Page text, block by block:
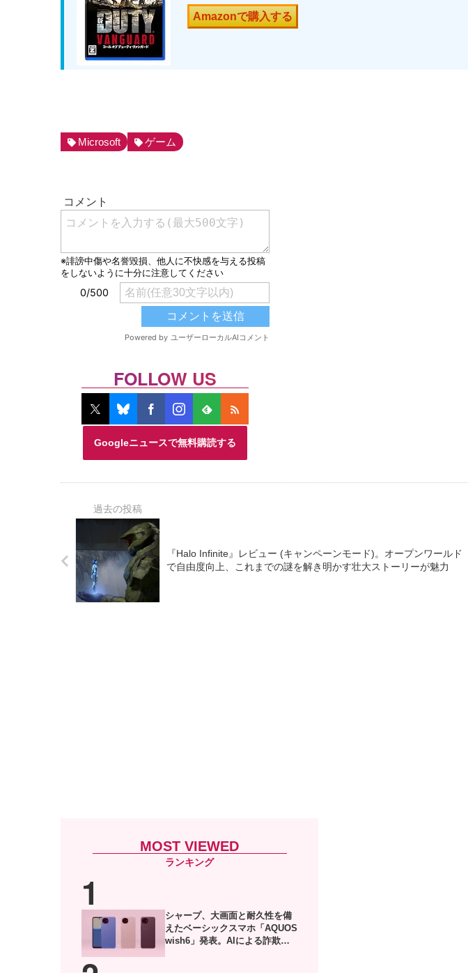
Amazonで購入する
Microsoft ゲーム
Googleニュースで無料購読する
FOLLOW US
『Halo Infinite』レビュー (キャンペーンモード)。オープンワールド
で自由度向上、これまでの謎を解き明かす壮大ストーリーが魅力
MOST VIEWED
シャープ、大画面と耐久性を備
えたベーシックスマホ「AQUOS
wish6」発表。AIによる詐欺電